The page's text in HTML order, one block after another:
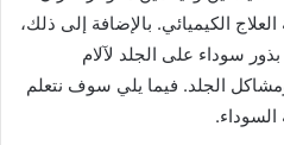
العلاج الكيميائي. بالإضافة إلى ذلك،
سوداء على الجلد لآلام
الجلد. فيما يلي سوف نتعلم
السوداء.